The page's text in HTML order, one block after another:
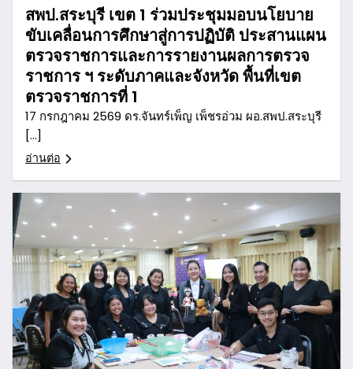
สพป.สระบุรี เขต 1 ร่วมประชุมมอบนโยบาย
ขับเคลื่อนการศึกษาสู่การปฏิบัติ ประสานแผน
ตรวจราชการและการรายงานผลการตรวจ
ราชการ ฯ ระดับภาคและจังหวัด พื้นที่เขต
ตรวจราชการที่ 1
17 กรกฎาคม 2569 ดร.จันทร์เพ็ญ เพ็ชรอ่วม ผอ.สพป.สระบุรี
[…]
อ่านต่อ